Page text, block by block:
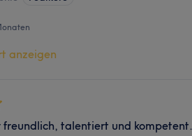
anzeigen
freundlich, talentiert und kompetent.